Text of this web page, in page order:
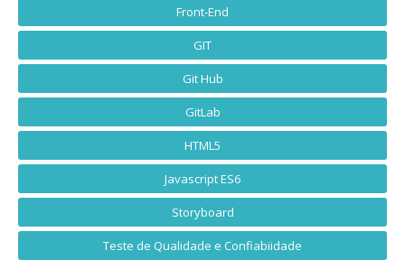
Front-End
GIT
Git Hub
GitLab
HTML5
Javascript ES6
Storyboard
Teste de Qualidade e Confiabiidade